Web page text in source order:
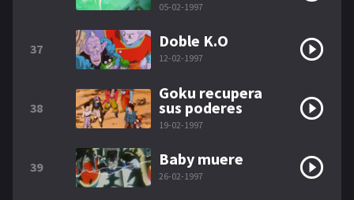
05-02-1997
37 Doble K.O
12-02-1997
38
Goku recupera
sus poderes
19-02-1997
39 Baby muere
26-02-1997